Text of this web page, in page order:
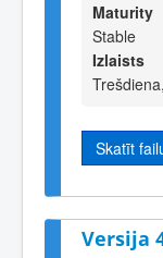
Maturity
Stable
Izlaists
Skatīt
Versija